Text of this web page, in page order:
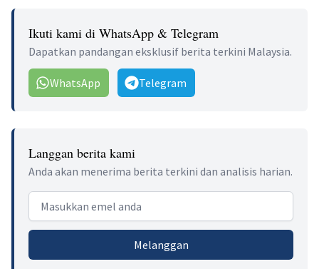
Ikuti kami di WhatsApp & Telegram
Dapatkan pandangan eksklusif berita terkini Malaysia.
WhatsApp Telegram
Langgan berita kami
Anda akan menerima berita terkini dan analisis harian.
Email address
Melanggan